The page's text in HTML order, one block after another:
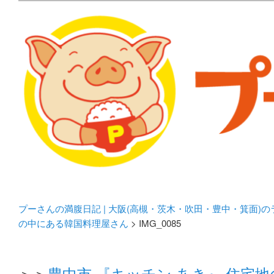
プーさんの満腹日記 |
豊中・箕面)のランチ＆
化してます。
プーさんの満腹日記 | 大阪(高槻・茨木・吹田・豊中・箕面)
の中にある韓国料理屋さん > IMG_0085